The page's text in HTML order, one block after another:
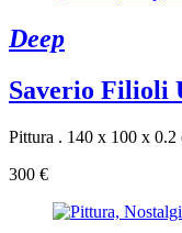
Deep
Saverio Filioli
Pittura . 140 x 100 x 0.2
300 €